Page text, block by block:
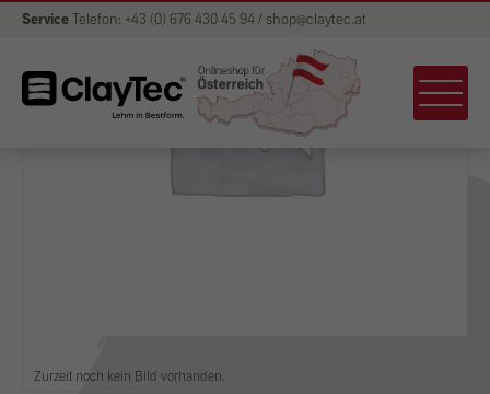
Service Telefon: +43 (0) 676 430 45 94 / shop@claytec.at
Zurzeit noch kein Bild vorhanden.